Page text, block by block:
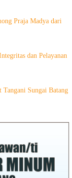
Praja Madya dari
dan Pelayanan
Sungai Batang